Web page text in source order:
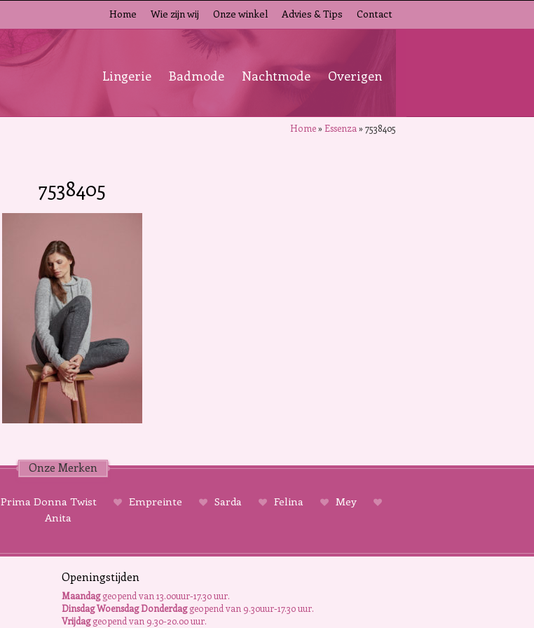
Home Wie zijn wij Onze winkel Advies & Tips Contact
Lingerie Badmode Nachtmode Overigen
Home»Essenza »7538405
7538405
Onze Merken
Prima Donna Twist Empreinte Sarda Felina
Mey
Anita
Openingstijden
Maandaggeopend van 13.00uur-17.30 uur.
Dinsdag Woensdag Donderdaggeopend van 9.30uur-17.30 uur.
Vrijdaggeopend van 9.30-20.00 uur.